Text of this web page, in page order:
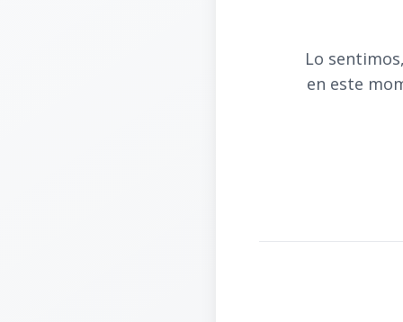
Lo
en este